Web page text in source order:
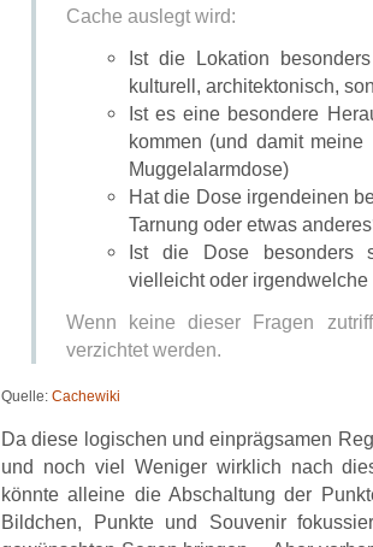
Cache auslegt wird:
Ist die Lokation
kulturell, architektonisch,
Ist es eine besondere
kommen (und damit
Muggelalarmdose)
Hat die Dose irgendeinen
Tarnung oder etwas
Ist die Dose besonders
vielleicht oder
Wenn keine dieser Fragen
verzichtet werden.
Quelle: Cachewiki
Da diese logischen und einprägsamen
und noch viel Weniger wirklich nach
könnte alleine die Abschaltung der
Bildchen, Punkte und Souvenir